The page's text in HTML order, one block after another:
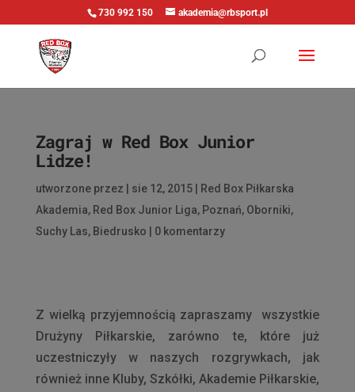
730 992 150 akademia@rbsport.pl
Zagraj w Red Box Junior
Lidze!
utworzone przez sie 12, 2015|
Red Box Piłkarska
Akademia, Red Box Junior Liga, Poznań, Oborniki,
Suchy Las, Biedrusko 0 komentarzy
Z wielką przyjemnością zapraszamy wszystkie
Drużyny Piłkarskie, zarówno te, które już
uczestniczyły w naszych rozgrywkach, jak
również inne Kluby, Szkółki, Akademie Piłkarskie,